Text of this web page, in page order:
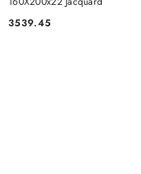
Cena:
3539.45